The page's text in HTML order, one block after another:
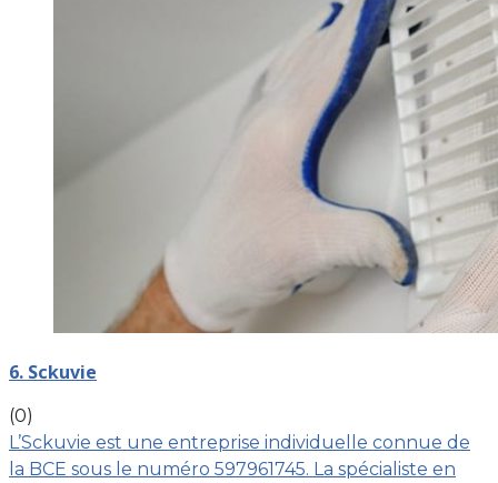
6. Sckuvie
(0)
L’Sckuvie est une entreprise individuelle connue de
la BCE sous le numéro 597961745. La spécialiste en